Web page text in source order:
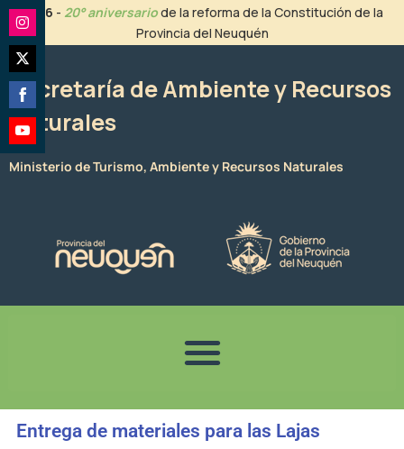
contenido
2026 - 20° aniversariode la reforma de la Constitución de la
Provincia del Neuquén
Secretaría de Ambiente y Recursos
Naturales
Ministerio de Turismo, Ambiente y Recursos Naturales
Entrega de materiales para las Lajas
Share
on
Instagram
Share
on
Twitter
Share
on
Facebook
Share
on